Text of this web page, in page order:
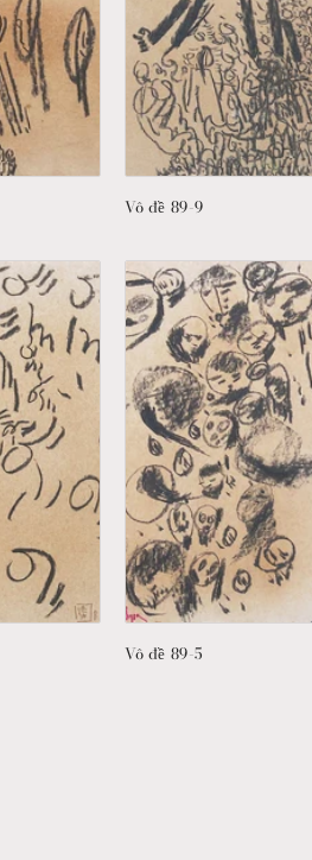
Vô đề 89-9
Vô đề 89-5